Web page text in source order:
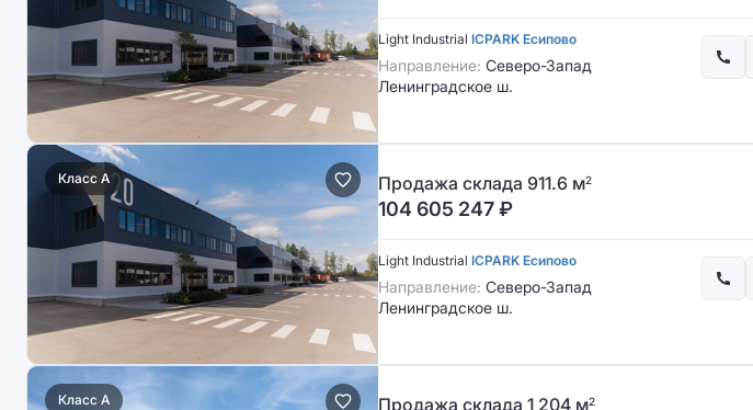
Light Industrial ICPARK Есипово
Направление: Северо-Запад
Ленинградское ш.
Класс A Продажа склада 911.6 м2
104 605 247₽
Light Industrial ICPARK Есипово
Направление: Северо-Запад
Ленинградское ш.
Класс A Продажа склада 1 204 м2